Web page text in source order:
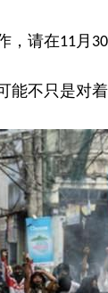
，请在11月 30
能不只是对着